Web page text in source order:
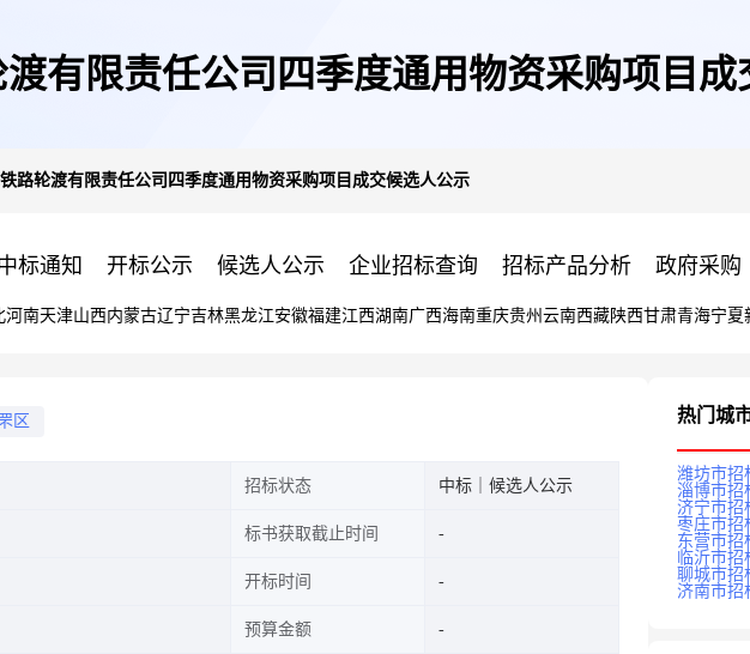
有限责任公司四季度通用物资采购项目成
路轮渡有限责任公司四季度通用物资采购项目成交候选人公示
标通知 开标公示 候选人公示 企业招标查询 招标产品分析 政府采购
河南天津山西内蒙古辽宁吉林黑龙江安徽福建江西湖南广西海南重庆贵州 云南西藏陕西甘肃青海宁夏
区
招标状态 中标｜候选人公示
标书获取截止时间
开标时间
预算金额
热门城
潍坊市招
淄博市招
济宁市招
枣庄市招
东营市招
临沂市招
聊城市招
济南市招